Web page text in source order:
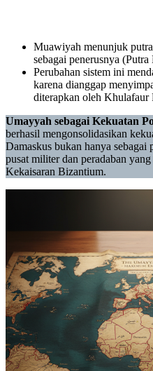
Muawiyah menunjuk
sebagai penerusnya
Perubahan sistem ini
karena dianggap
diterapkan oleh Khulafaur
Umayyah sebagai Kekuatan
berhasil mengonsolidasikan
Damaskus bukan hanya sebagai
pusat militer dan peradaban
Kekaisaran Bizantium.